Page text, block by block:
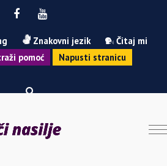
FacebookYoutube
Znakovni jezik
Čitaj mi
pomoć Napusti stranicu